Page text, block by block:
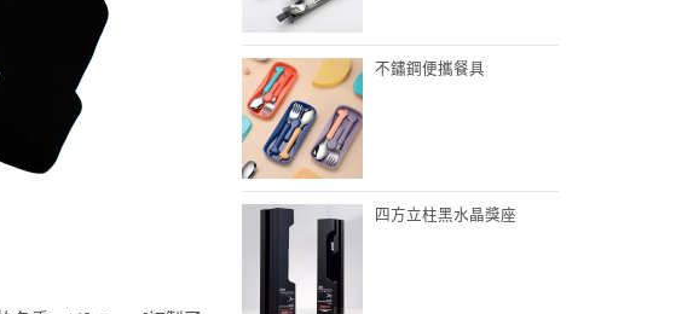
不鏽鋼便攜餐具
四方立柱黑水晶獎座